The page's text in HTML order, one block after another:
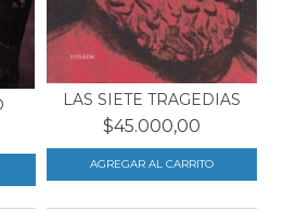
LAS SIETE TRAGEDIAS
$45.000,00